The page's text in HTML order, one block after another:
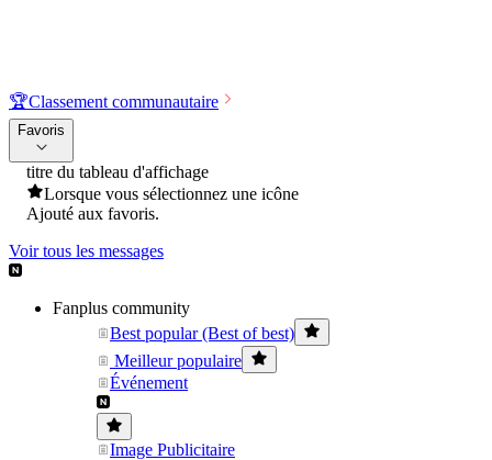
🏆Classement communautaire
Favoris
titre du tableau d'affichage
Lorsque vous sélectionnez une icône
Ajouté aux favoris.
Voir tous les messages
Fanplus community
Best popular (Best of best)
Meilleur populaire
Événement
Image Publicitaire